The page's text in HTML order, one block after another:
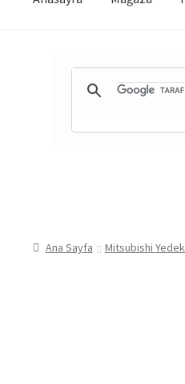
Ana Sayfa Mitsubishi